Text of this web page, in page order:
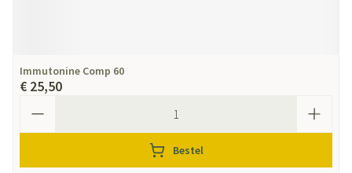
Immutonine Comp 60
€ 25,50
Bestel